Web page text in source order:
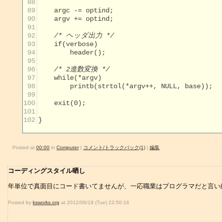
88
89
90
91
92
/* ヘッダ出力 */
93
94
95
96
/* 2進数変換 */
97
98
99
100
101
102 }
Posted at 00:00 in Computer| コメント/トラックバック(1) | 編集
コーディングスタイル晒し
年単位で真面目にコード書いてませんが、一応職業はプログラマだと言い
Posted by ksworks.org at 2012/06/19 (Tue) 22:50:16